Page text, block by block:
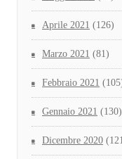
Aprile 2021 (126)
Marzo 2021 (81)
Febbraio 2021
Gennaio 2021 (130)
Dicembre 2020